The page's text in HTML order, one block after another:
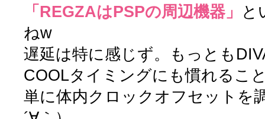
「REGZAはPSPの周辺機器」
と
ねw
遅延は特に感じず。もっとも
COOLタイミングにも慣れるこ
単に体内クロックオフセット